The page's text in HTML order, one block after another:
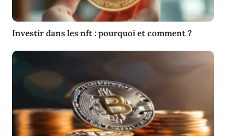
Investir dans les nft : pourquoi et comment ?